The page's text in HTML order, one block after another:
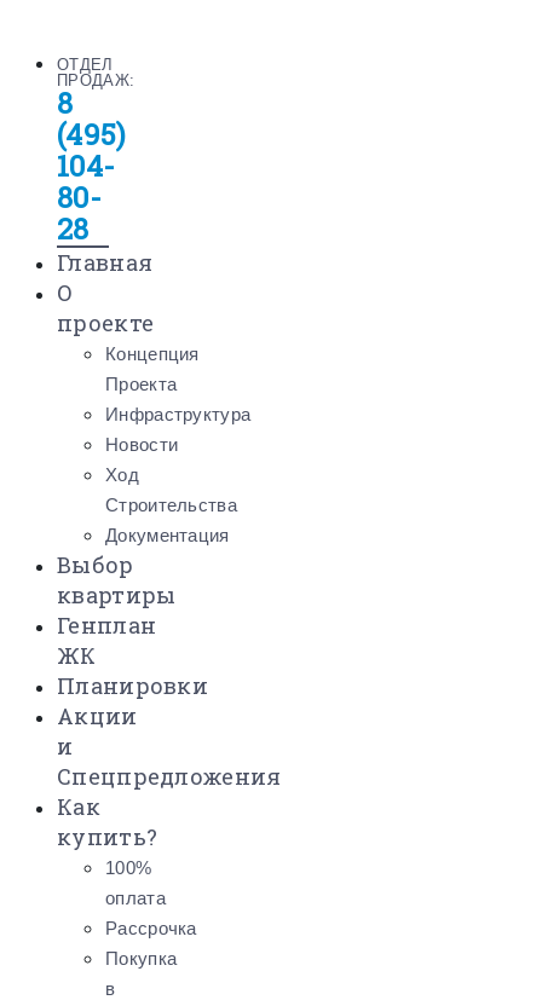
ОТДЕЛ
ПРОДАЖ:
8
(495)
104-
80-
28
Главная
О
проекте
Концепция
Проекта
Инфраструктура
Новости
Ход
Строительства
Документация
Выбор
квартиры
Генплан
ЖК
Планировки
Акции
и
Спецпредложения
Как
купить?
100%
оплата
Рассрочка
Покупка
в